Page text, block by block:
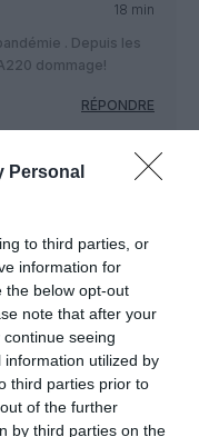
Personal
to third parties, or
information for
the below opt-out
note that after your
seeing
utilized by
third parties prior to
of the further
by third parties on the
18 min
. Depuis les
dommage!
RÉPONDRE
!
à son
!